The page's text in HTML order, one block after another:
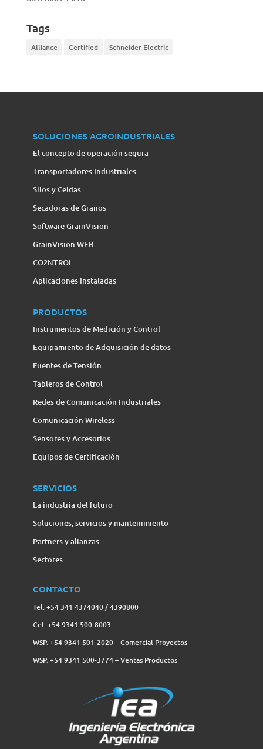
Tags
Alliance Certified Schneider Electric
SOLUCIONES AGROINDUSTRIALES
El concepto de operación segura
Transportadores Industriales
Silos y Celdas
Secadoras de Granos
Software GrainVision
GrainVision WEB
CO2NTROL
Aplicaciones Instaladas
PRODUCTOS
Instrumentos de Medición y Control
Equipamiento de Adquisición de datos
Fuentes de Tensión
Tableros de Control
Redes de Comunicación Industriales
Comunicación Wireless
Sensores y Accesorios
Equipos de Certificación
SERVICIOS
La industria del futuro
Soluciones, servicios y mantenimiento
Partners y alianzas
Sectores
CONTACTO
Tel. +54 341 4374040 / 4390800
Cel. +54 9341 500-8003
WSP. +54 9341 501-2020 – Comercial Proyectos
WSP. +54 9341 500-3774‬ – Ventas Productos